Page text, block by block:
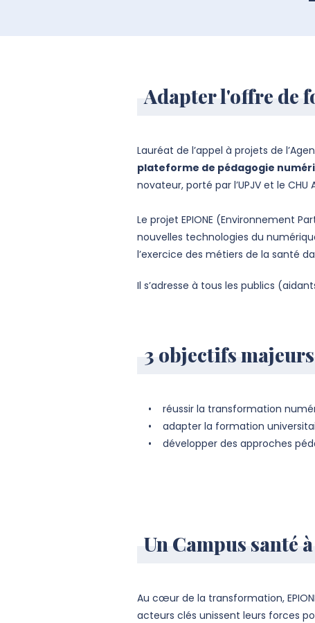
Adapter l'offre de
Lauréat de l’appel à projets de
plateforme de pédagogie
novateur, porté par l’UPJV et le
Le projet EPIONE (Environnement
nouvelles technologies du
l’exercice des métiers de la santé
Il s’adresse à tous les publics
3 objectifs majeurs
• réussir la transformation
• adapter la formation
• développer des approches
Un Campus santé
Au cœur de la transformation,
acteurs clés unissent leurs forces